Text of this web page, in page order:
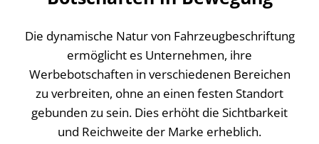
Die dynamische Natur von Fahrzeugbeschriftung
ermöglicht es Unternehmen, ihre
Werbebotschaften in verschiedenen Bereichen
zu verbreiten, ohne an einen festen Standort
gebunden zu sein. Dies erhöht die Sichtbarkeit
und Reichweite der Marke erheblich.